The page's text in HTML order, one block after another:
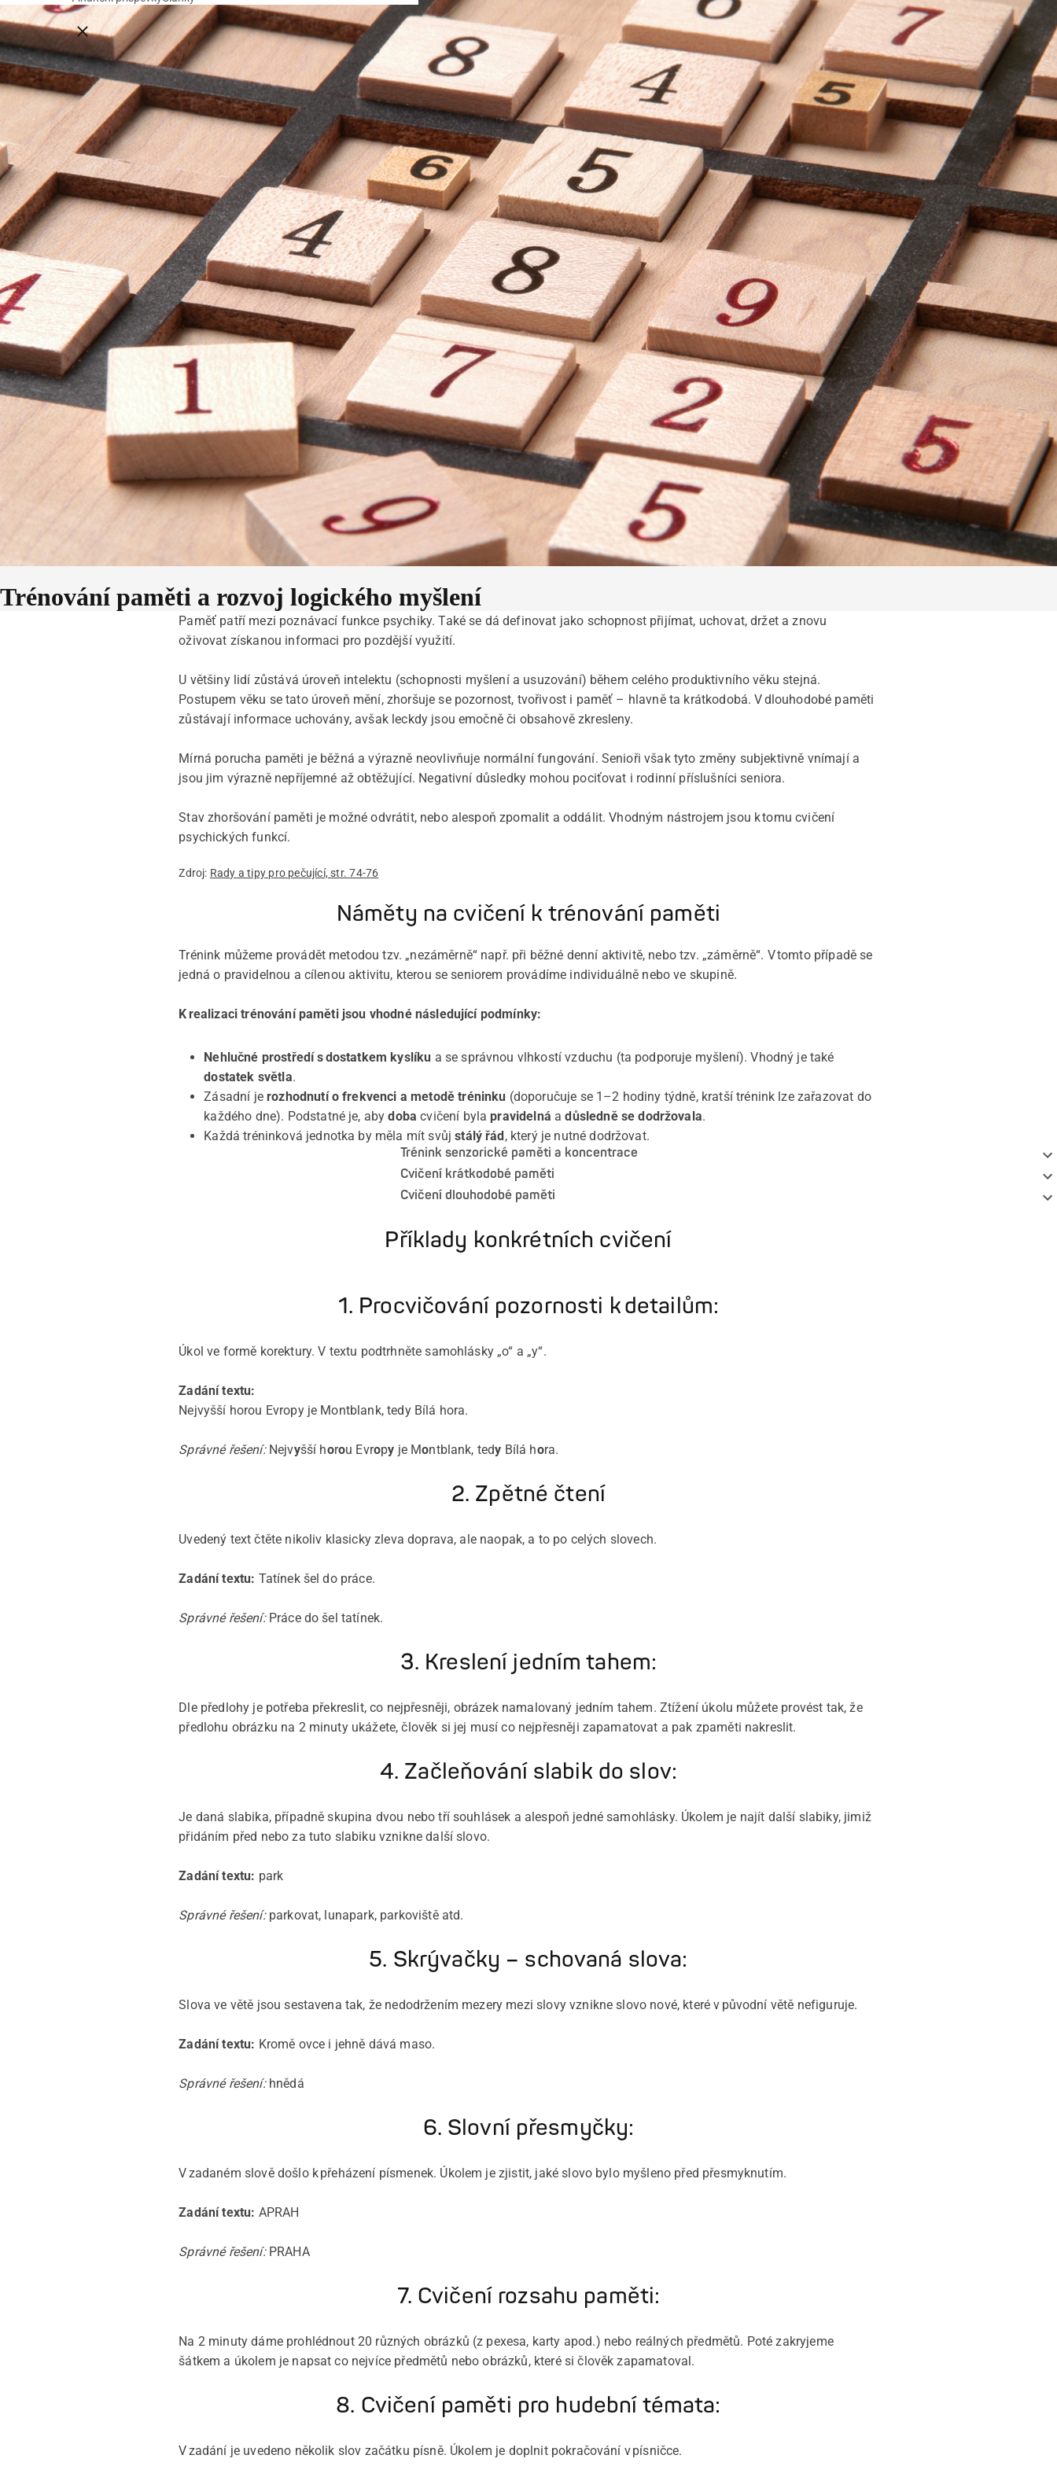
Close breadcrumbs
Trénování paměti a rozvoj logického myšlení
Paměť patří mezi poznávací funkce psychiky. Také se dá definovat jako schopnost přijímat, uchovat, držet a znovu
oživovat získanou informaci pro pozdější využití.
U většiny lidí zůstává úroveň intelektu (schopnosti myšlení a usuzování) během celého produktivního věku stejná.
Postupem věku se tato úroveň mění, zhoršuje se pozornost, tvořivost i paměť – hlavně ta krátkodobá. V dlouhodobé paměti
zůstávají informace uchovány, avšak leckdy jsou emočně či obsahově zkresleny.
Mírná porucha paměti je běžná a výrazně neovlivňuje normální fungování. Senioři však tyto změny subjektivně vnímají a
jsou jim výrazně nepříjemné až obtěžující. Negativní důsledky mohou pociťovat i rodinní příslušníci seniora.
Stav zhoršování paměti je možné odvrátit, nebo alespoň zpomalit a oddálit. Vhodným nástrojem jsou k tomu cvičení
psychických funkcí.
Zdroj: Rady a tipy pro pečující, str. 74-76
Náměty na cvičení k trénování paměti
Trénink můžeme provádět metodou tzv. „nezáměrně“ např. při běžné denní aktivitě, nebo tzv. „záměrně“. V tomto případě se
jedná o pravidelnou a cílenou aktivitu, kterou se seniorem provádíme individuálně nebo ve skupině.
K realizaci trénování paměti jsou vhodné následující podmínky:
Nehlučné prostředí s dostatkem kyslíku a se správnou vlhkostí vzduchu (ta podporuje myšlení). Vhodný je také
dostatek světla.
Zásadní jerozhodnutí o frekvenci a metodě tréninku (doporučuje se 1–2 hodiny týdně, kratší trénink lze zařazovat do
každého dne). Podstatné je, abydoba cvičení bylapravidelná adůsledně se dodržovala.
Každá tréninková jednotka by měla mít svůjstálý řád, který je nutné dodržovat.
Trénink senzorické paměti a koncentrace
Cvičení krátkodobé paměti
Cvičení dlouhodobé paměti
Příklady konkrétních cvičení
1. Procvičování pozornosti k detailům:
Úkol ve formě korektury. V textu podtrhněte samohlásky „o“ a „y“.
Zadání textu:
Nejvyšší horou Evropy je Montblank, tedy Bílá hora.
Správné řešení:Nejvyšší horou Evropy je Montblank, tedy Bílá hora.
2. Zpětné čtení
Uvedený text čtěte nikoliv klasicky zleva doprava, ale naopak, a to po celých slovech.
Zadání textu: Tatínek šel do práce.
Správné řešení:Práce do šel tatínek.
3. Kreslení jedním tahem:
Dle předlohy je potřeba překreslit, co nejpřesněji, obrázek namalovaný jedním tahem. Ztížení úkolu můžete provést tak, že
předlohu obrázku na 2 minuty ukážete, člověk si jej musí co nejpřesněji zapamatovat a pak zpaměti nakreslit.
4. Začleňování slabik do slov:
Je daná slabika, případně skupina dvou nebo tří souhlásek a alespoň jedné samohlásky. Úkolem je najít další slabiky, jimiž
přidáním před nebo za tuto slabiku vznikne další slovo.
Zadání textu: park
Správné řešení: parkovat, lunapark, parkoviště atd.
5. Skrývačky – schovaná slova:
Slova ve větě jsou sestavena tak, že nedodržením mezery mezi slovy vznikne slovo nové, které v původní větě nefiguruje.
Zadání textu: Kromě ovce i jehně dává maso.
Správné řešení: hnědá
6. Slovní přesmyčky:
V zadaném slově došlo k přeházení písmenek. Úkolem je zjistit, jaké slovo bylo myšleno před přesmyknutím.
Zadání textu: APRAH
Správné řešení: PRAHA
7. Cvičení rozsahu paměti:
Na 2 minuty dáme prohlédnout 20 různých obrázků (z pexesa, karty apod.) nebo reálných předmětů. Poté zakryjeme
šátkem a úkolem je napsat co nejvíce předmětů nebo obrázků, které si člověk zapamatoval.
8. Cvičení paměti pro hudební témata:
V zadání je uvedeno několik slov začátku písně. Úkolem je doplnit pokračování v písničce.